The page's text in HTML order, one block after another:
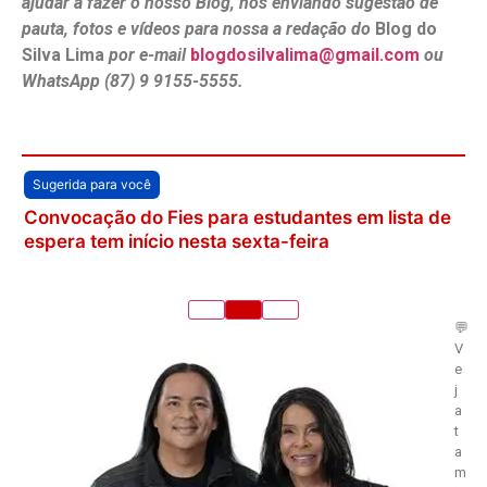
pauta, fotos e vídeos para nossa a redação do Blog do
Silva Lima por e-mail blogdosilvalima@gmail.com ou
WhatsApp (87) 9 9155-5555.
Sugerida para você
Convocação do Fies para estudantes em lista de
espera tem início nesta sexta-feira
💬
V
e
j
a
t
a
m